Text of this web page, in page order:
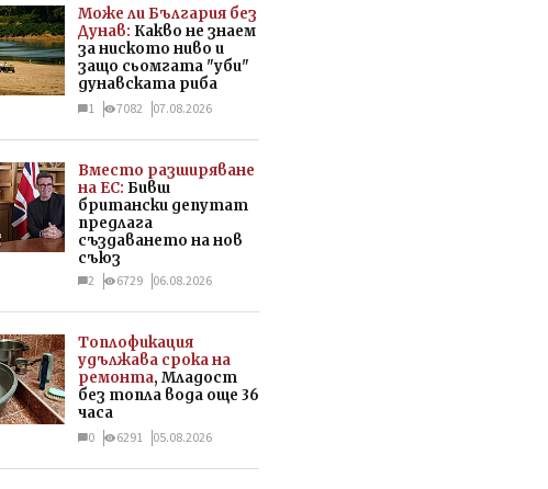
Може ли България без
Дунав: Какво не знаем
за ниското ниво и
защо сьомгата "уби"
дунавската риба
1
7082 07.08.2026
Вместо разширяване
на ЕС: Бивш
британски депутат
предлага
създаването на нов
съюз
2
6729 06.08.2026
Топлофикация
удължава срока на
ремонта, Младост
без топла вода още 36
часа
0
6291 05.08.2026